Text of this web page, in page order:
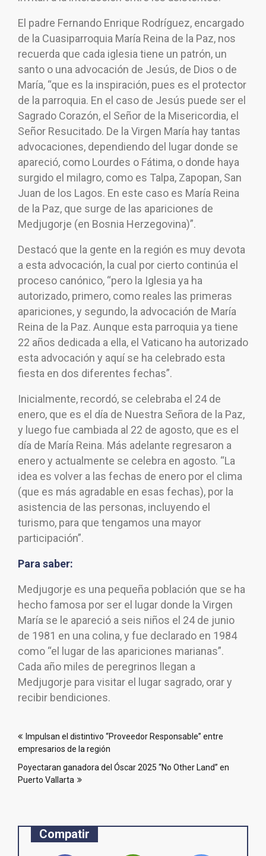
El padre Fernando Enrique Rodríguez, encargado
de la Cuasiparroquia María Reina de la Paz, nos
recuerda que cada iglesia tiene un patrón, un
santo o una advocación de Jesús, de Dios o de
María, “que es la inspiración, pues es el protector
de la parroquia. En el caso de Jesús puede ser el
Sagrado Corazón, el Señor de la Misericordia, el
Señor Resucitado. De la Virgen María hay tantas
advocaciones, dependiendo del lugar donde se
apareció, como Lourdes o Fátima, o donde haya
surgido el milagro, como es Talpa, Zapopan, San
Juan de los Lagos. En este caso es María Reina
de la Paz, que surge de las apariciones de
Medjugorje (en Bosnia Herzegovina)”.
Destacó que la gente en la región es muy devota
a esta advocación, la cual por cierto continúa el
proceso canónico, “pero la Iglesia ya ha
autorizado, primero, como reales las primeras
apariciones, y segundo, la advocación de María
Reina de la Paz. Aunque esta parroquia ya tiene
22 años dedicada a ella, el Vaticano ha autorizado
esta advocación y aquí se ha celebrado esta
fiesta en dos diferentes fechas”.
Inicialmente, recordó, se celebraba el 24 de
enero, que es el día de Nuestra Señora de la Paz,
y luego fue cambiada al 22 de agosto, que es el
día de María Reina. Más adelante regresaron a
enero y actualmente se celebra en agosto. “La
idea es volver a las fechas de enero por el clima
(que es más agradable en esas fechas), por la
asistencia de las personas, incluyendo el
turismo, para que tengamos una mayor
participación”.
Para saber:
Medjugorje es una pequeña población que se ha
hecho famosa por ser el lugar donde la Virgen
María se le apareció a seis niños el 24 de junio
de 1981 en una colina, y fue declarado en 1984
como “el lugar de las apariciones marianas”.
Cada año miles de peregrinos llegan a
Medjugorje para visitar el lugar sagrado, orar y
recibir bendiciones.
de
entradas
Impulsan el distintivo “Proveedor Responsable” entre
empresarios de la región
Poyectaran ganadora del Óscar 2025 “No Other Land” en
Puerto Vallarta
Compatir